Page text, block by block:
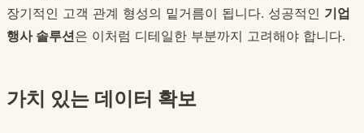
장기적인 고객 관계 형성의 밑거름이 됩니다. 성공적인 기업
행사 솔루션은 이처럼 디테일한 부분까지 고려해야 합니다.
가치 있는 데이터 확보